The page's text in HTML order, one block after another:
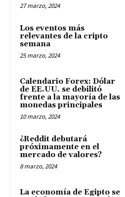
27 marzo, 2024
Los eventos más
relevantes de la cripto
semana
25 marzo, 2024
Calendario Forex: Dólar
de EE.UU. se debilitó
frente a la mayoría de las
monedas principales
10 marzo, 2024
¿Reddit debutará
próximamente en el
mercado de valores?
8 marzo, 2024
La economía de Egipto se